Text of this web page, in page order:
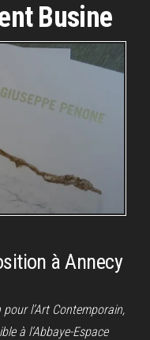
Busine
à Annecy
l’Art Contemporain,
à l’Abbaye-Espace